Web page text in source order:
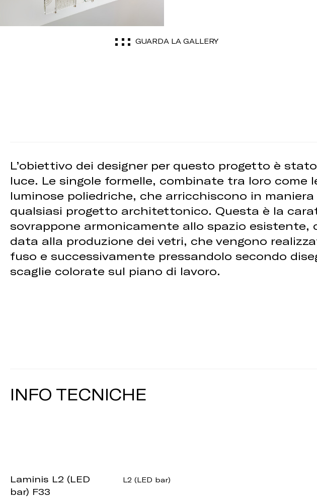
GUARDA LA GALLERY
L’obiettivo dei designer per questo progetto è
luce. Le singole formelle, combinate tra loro
luminose poliedriche, che arricchiscono in
qualsiasi progetto architettonico. Questa è la
sovrappone armonicamente allo spazio
data alla produzione dei vetri, che vengono
fuso e successivamente pressandolo secondo
scaglie colorate sul piano di lavoro.
INFO TECNICHE
Laminis L2 (LED
bar) F33
L2 (LED bar)